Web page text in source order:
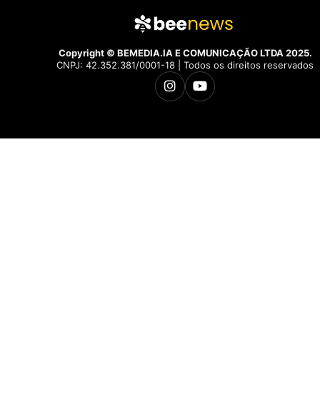
Copyright © BEMEDIA.IA E COMUNICAÇÃO LTDA 2025.
CNPJ: 42.352.381/0001-18 | Todos os direitos reservados